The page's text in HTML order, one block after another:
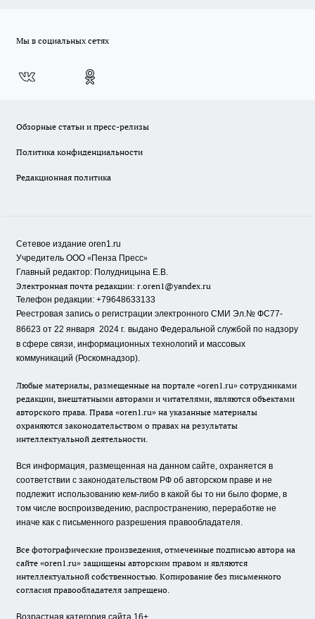
Мы в социальных сетях
Обзорные статьи и пресс-релизы
Политика конфиденциальности
Редакционная политика
Сетевое издание oren1.ru
Учредитель ООО «Пенза Пресс»
Главный редактор: Полудницына Е.В.
Электронная почта редакции: r.oren1@yandex.ru
Телефон редакции: +79648633133
Реестровая запись о регистрации электронного СМИ Эл.№ ФС77-
86623 от 22 января 2024 г. выдано Федеральной службой по надзору
в сфере связи, информационных технологий и массовых
коммуникаций (Роскомнадзор).
Любые материалы, размещенные на портале «oren1.ru» сотрудниками
редакции, внештатными авторами и читателями, являются объектами
авторского права. Права «oren1.ru» на указанные материалы
охраняются законодательством о правах на результаты
интеллектуальной деятельности.
Вся информация, размещенная на данном сайте, охраняется в
соответствии с законодательством РФ об авторском праве и не
подлежит использованию кем-либо в какой бы то ни было форме, в
том числе воспроизведению, распространению, переработке не
иначе как с письменного разрешения правообладателя.
Все фотографические произведения, отмеченные подписью автора на
сайте «oren1.ru» защищены авторским правом и являются
интеллектуальной собственностью. Копирование без письменного
согласия правообладателя запрещено.